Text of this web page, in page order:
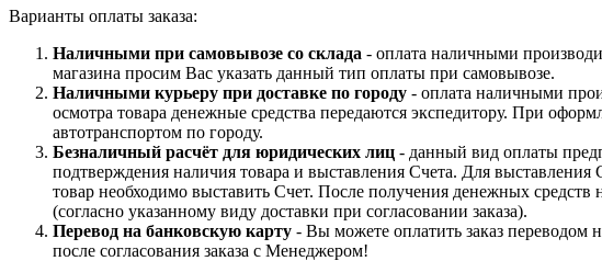
Варианты оплаты заказа:
Наличными при самовывозе со склада - оплата наличными
магазина просим Вас указать данный тип оплаты при самовывозе.
Наличными курьеру при доставке по городу - оплата наличными
осмотра товара денежные средства передаются экспедитору. При
автотранспортом по городу.
Безналичный расчёт для юридических лиц - данный вид оплаты
подтверждения наличия товара и выставления Счета. Для
товар необходимо выставить Счет. После получения денежных средств
(согласно указанному виду доставки при согласовании заказа).
Перевод на банковскую карту - Вы можете оплатить заказ переводом
после согласования заказа с Менеджером!